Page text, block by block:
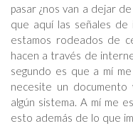
pasar ¿nos van a dejar
que aquí las señales
estamos rodeados de
hacen a través de
segundo es que a mí
necesite un
algún sistema. A mí me
esto además de lo que